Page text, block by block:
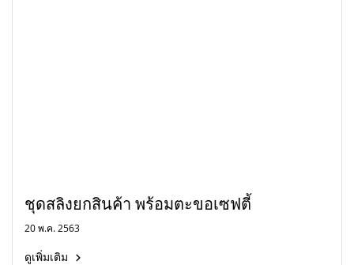
ชุดสลิงยกสินค้า พร้อมตะขอเซฟตี้
20 พ.ค. 2563
ดูเพิ่มเติม